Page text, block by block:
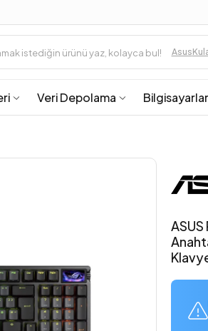
Asus
Veri Depolama Bilgisayarlar
ASUS